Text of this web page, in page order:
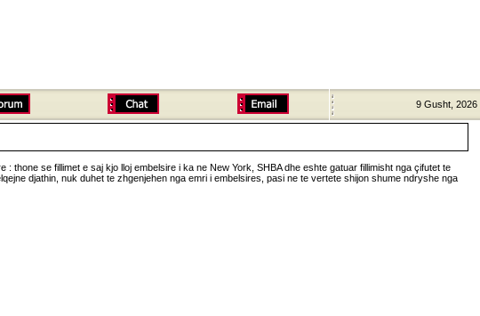
9 Gusht, 2026
se fillimet e saj kjo lloj embelsire i ka ne New York, SHBA dhe eshte gatuar fillimisht nga çifutet te
djathin, nuk duhet te zhgenjehen nga emri i embelsires, pasi ne te vertete shijon shume ndryshe nga